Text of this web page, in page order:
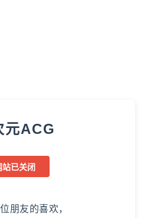
元ACG
站已关闭
朋友的喜欢，